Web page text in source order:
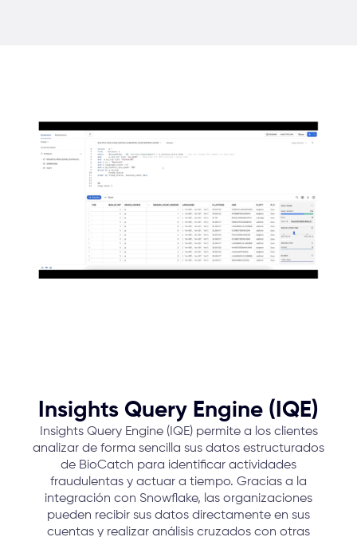
Insights Query Engine (IQE)
Insights Query Engine (IQE) permite a los clientes
analizar de forma sencilla sus datos estructurados
de BioCatch para identificar actividades
fraudulentas y actuar a tiempo. Gracias a la
integración con Snowflake, las organizaciones
pueden recibir sus datos directamente en sus
cuentas y realizar análisis cruzados con otras